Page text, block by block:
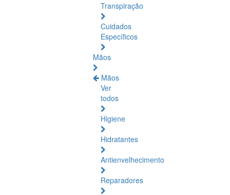
Transpiração
Cuidados
Específicos
Mãos
Mãos
Ver
todos
Higiene
Hidratantes
Antienvelhecimento
Reparadores